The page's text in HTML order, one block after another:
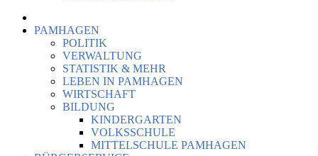
PAMHAGEN
POLITIK
VERWALTUNG
STATISTIK & MEHR
LEBEN IN PAMHAGEN
WIRTSCHAFT
BILDUNG
KINDERGARTEN
VOLKSSCHULE
MITTELSCHULE PAMHAGEN